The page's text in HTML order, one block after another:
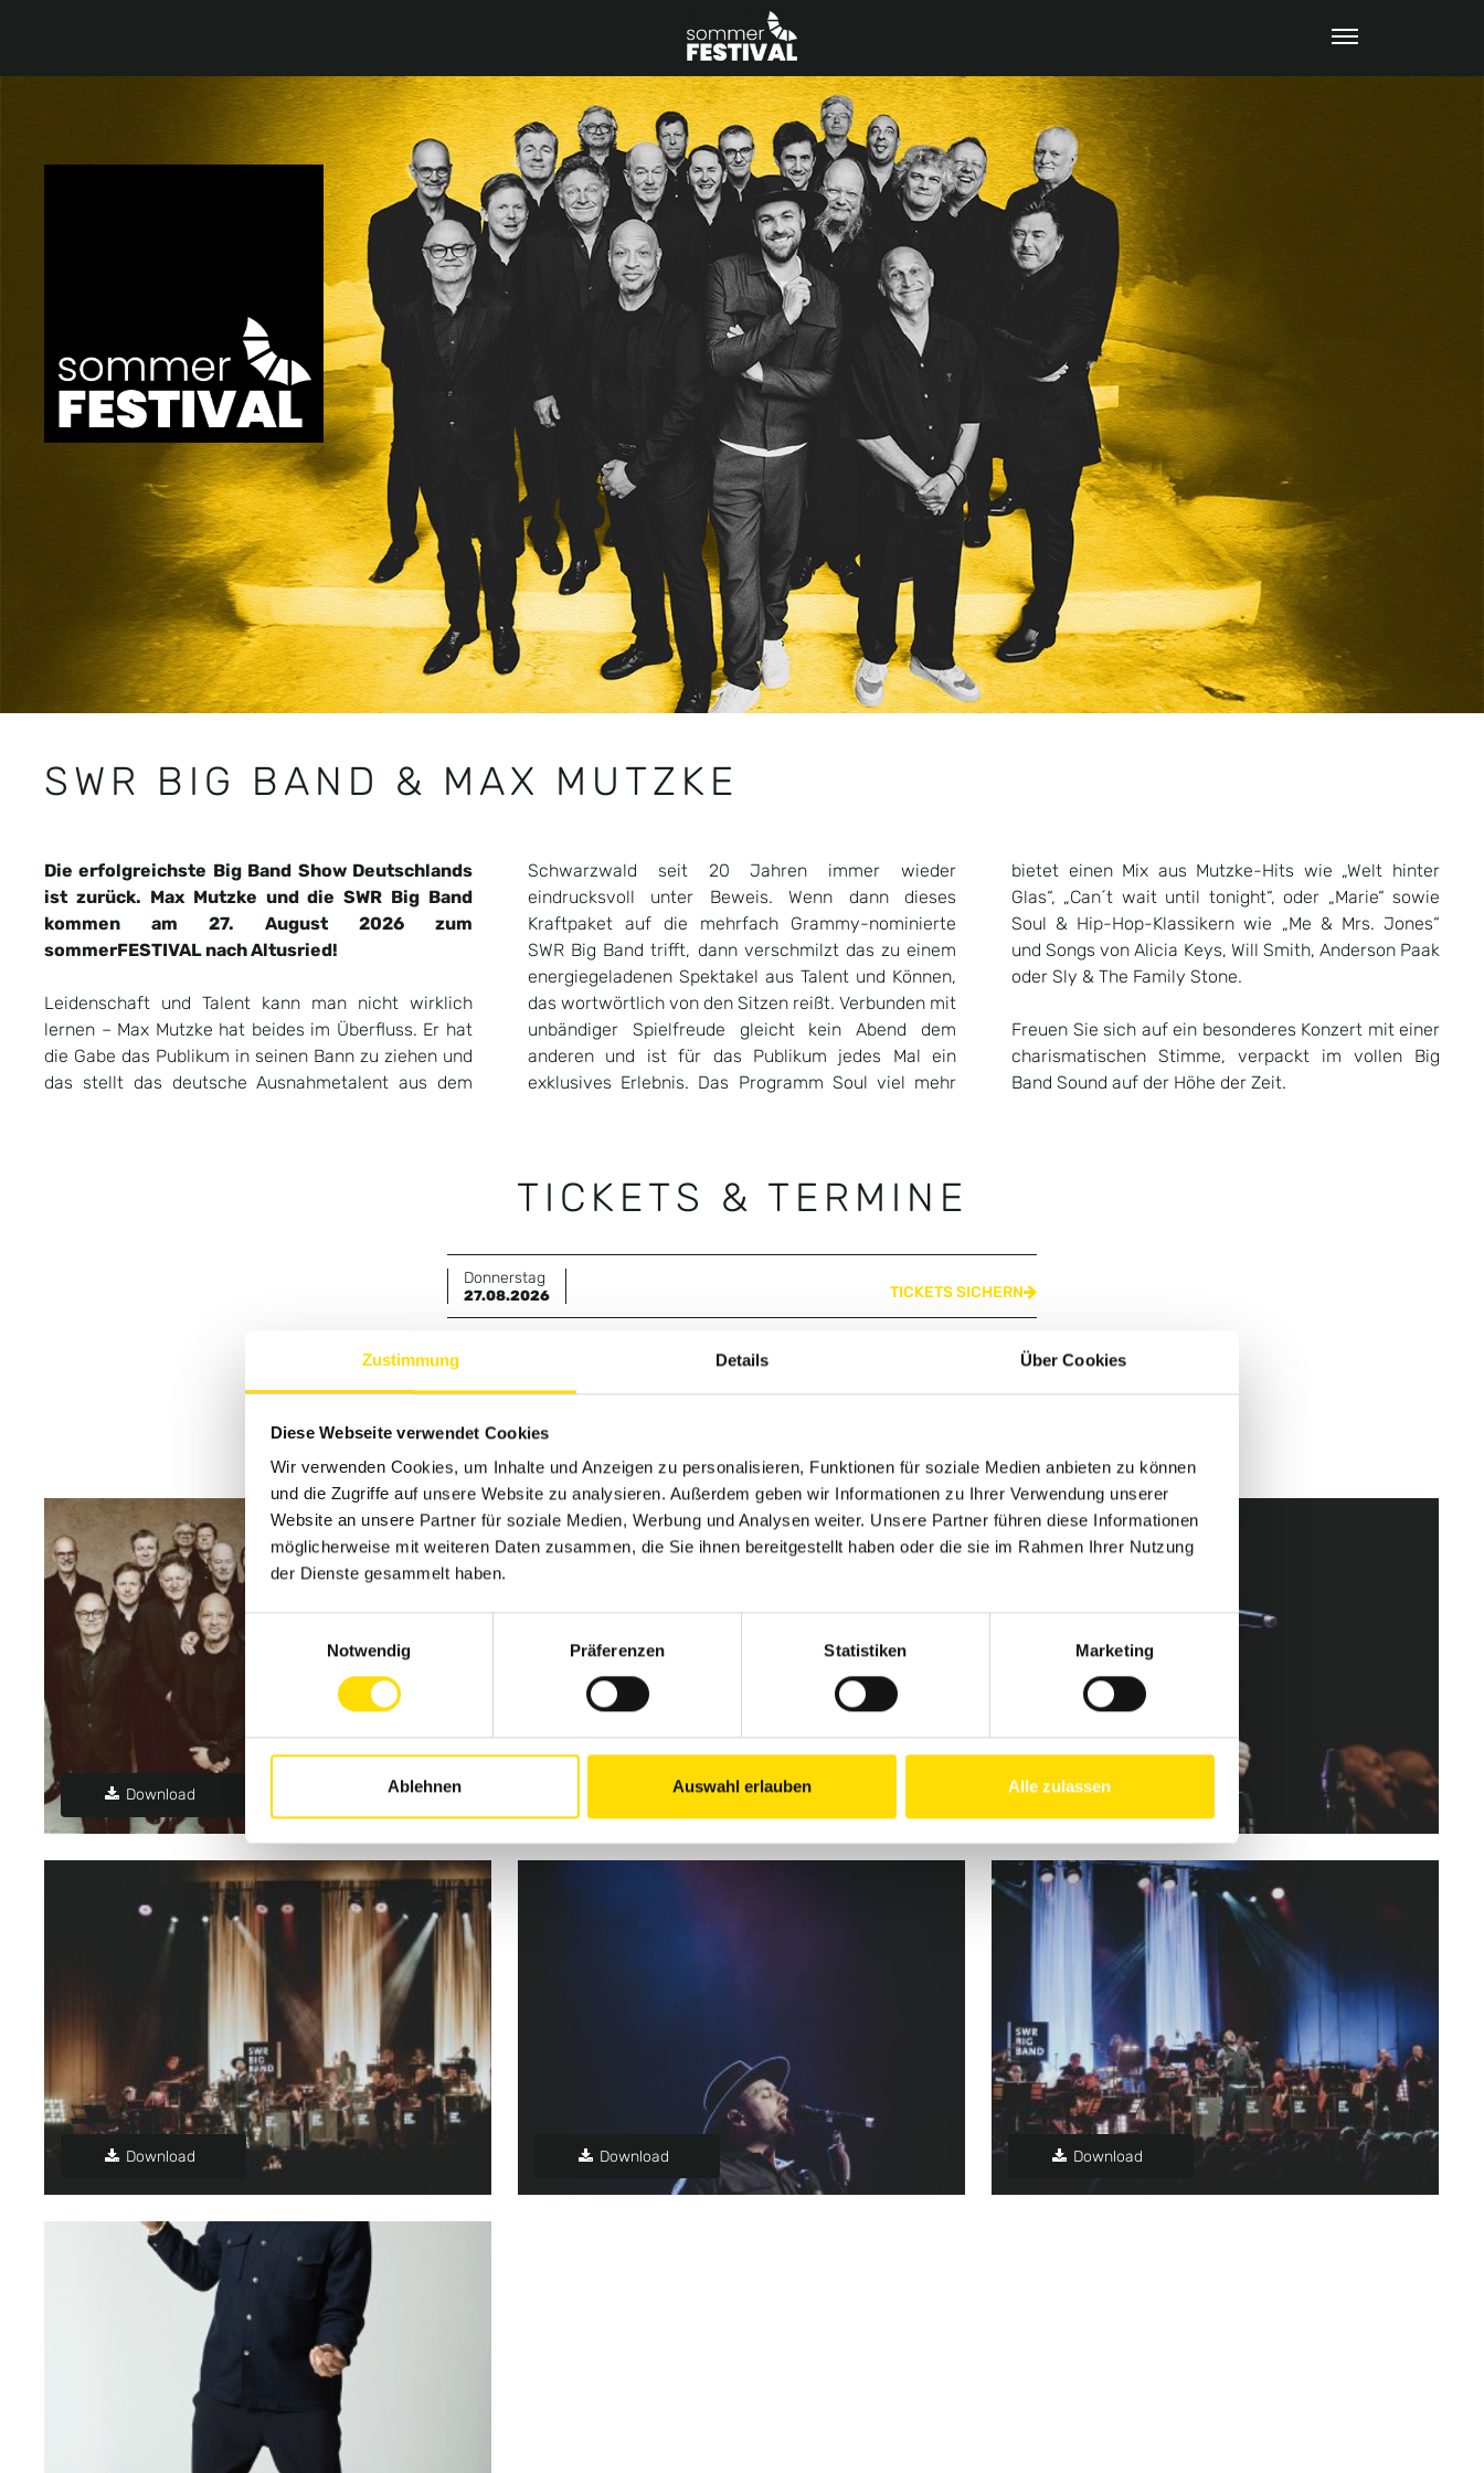
Zustimmung Details Über Cookies
Diese Webseite verwendet Cookies
Wir verwenden Cookies, um Inhalte und Anzeigen zu personalisieren, Funktionen für soziale Medien anbieten zu können
und die Zugriffe auf unsere Website zu analysieren. Außerdem geben wir Informationen zu Ihrer Verwendung unserer
Website an unsere Partner für soziale Medien, Werbung und Analysen weiter. Unsere Partner führen diese Informationen
möglicherweise mit weiteren Daten zusammen, die Sie ihnen bereitgestellt haben oder die sie im Rahmen Ihrer Nutzung
der Dienste gesammelt haben.
Notwendig
Präferenzen Statistiken Marketing
Ablehnen Auswahl erlauben Alle zulassen
SWR BIG BAND & MAX MUTZKE
Die erfolgreichste Big Band Show Deutschlands
ist zurück. Max Mutzke und die SWR Big Band
kommen am 27. August 2026 zum
sommerFESTIVAL nach Altusried!
Leidenschaft und Talent kann man nicht wirklich
lernen – Max Mutzke hat beides im Überfluss. Er hat
die Gabe das Publikum in seinen Bann zu ziehen und
das stellt das deutsche Ausnahmetalent aus dem
Schwarzwald seit 20 Jahren immer wieder
eindrucksvoll unter Beweis. Wenn dann dieses
Kraftpaket auf die mehrfach Grammy-nominierte
SWR Big Band trifft, dann verschmilzt das zu einem
energiegeladenen Spektakel aus Talent und Können,
das wortwörtlich von den Sitzen reißt. Verbunden mit
unbändiger Spielfreude gleicht kein Abend dem
anderen und ist für das Publikum jedes Mal ein
exklusives Erlebnis. Das Programm Soul viel mehr
bietet einen Mix aus Mutzke-Hits wie „Welt hinter
Glas“, „Can´t wait until tonight“, oder „Marie“ sowie
Soul & Hip-Hop-Klassikern wie „Me & Mrs. Jones“
und Songs von Alicia Keys, Will Smith, Anderson Paak
oder Sly & The Family Stone.
Freuen Sie sich auf ein besonderes Konzert mit einer
charismatischen Stimme, verpackt im vollen Big
Band Sound auf der Höhe der Zeit.
TICKETS & TERMINE
Donnerstag
27.08.2026 TICKETS SICHERN
GALERIE
Download Download
Download Download Download